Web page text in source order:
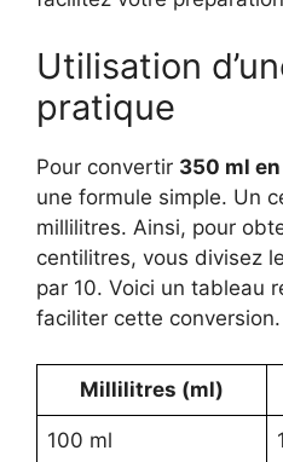
Utilisation
pratique
Pour convertir 350 ml
une formule simple. Un
millilitres. Ainsi, pour
centilitres, vous divisez
par 10. Voici un tableau
faciliter cette conversion.
Millilitres (ml)
100 ml